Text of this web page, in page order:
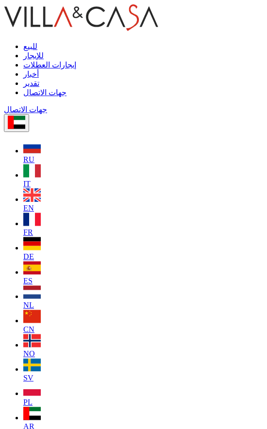
للبيع
للإيجار
إيجارات العطلات
أخبار
تقدير
جهات الاتصال
جهات الاتصال
RU
IT
EN
FR
DE
ES
NL
CN
NO
SV
PL
AR